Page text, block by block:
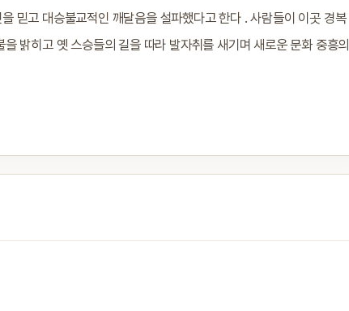
믿고 대승불교적인 깨달음을 설파했다고 한다 . 사람들이 이곳 경복
밝히고 옛 스승들의 길을 따라 발자취를 새기며 새로운 문화 중흥의